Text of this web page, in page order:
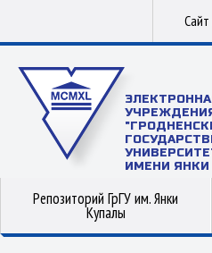
ИМЕНИ
Репозиторий ГрГУ им. Янки
Купалы